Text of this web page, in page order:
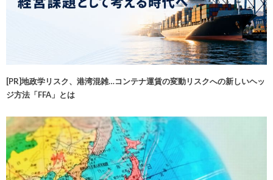
[PR]地政学リスク、港湾混雑…コンテナ運賃の変動リスクへの新しいヘッ
ジ方法「FFA」とは